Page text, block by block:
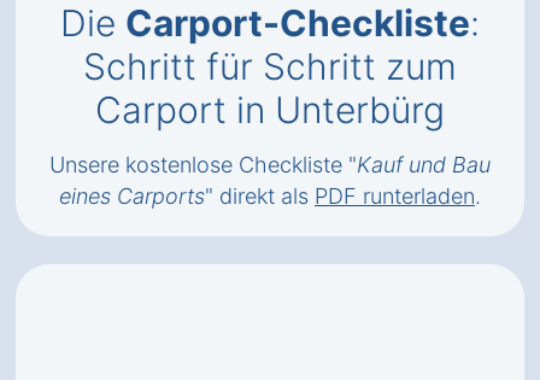
Die Carport-Checkliste:
Schritt für Schritt zum
Carport in Unterbürg
Unsere kostenlose Checkliste "Kauf und Bau
eines Carports" direkt als PDF runterladen.